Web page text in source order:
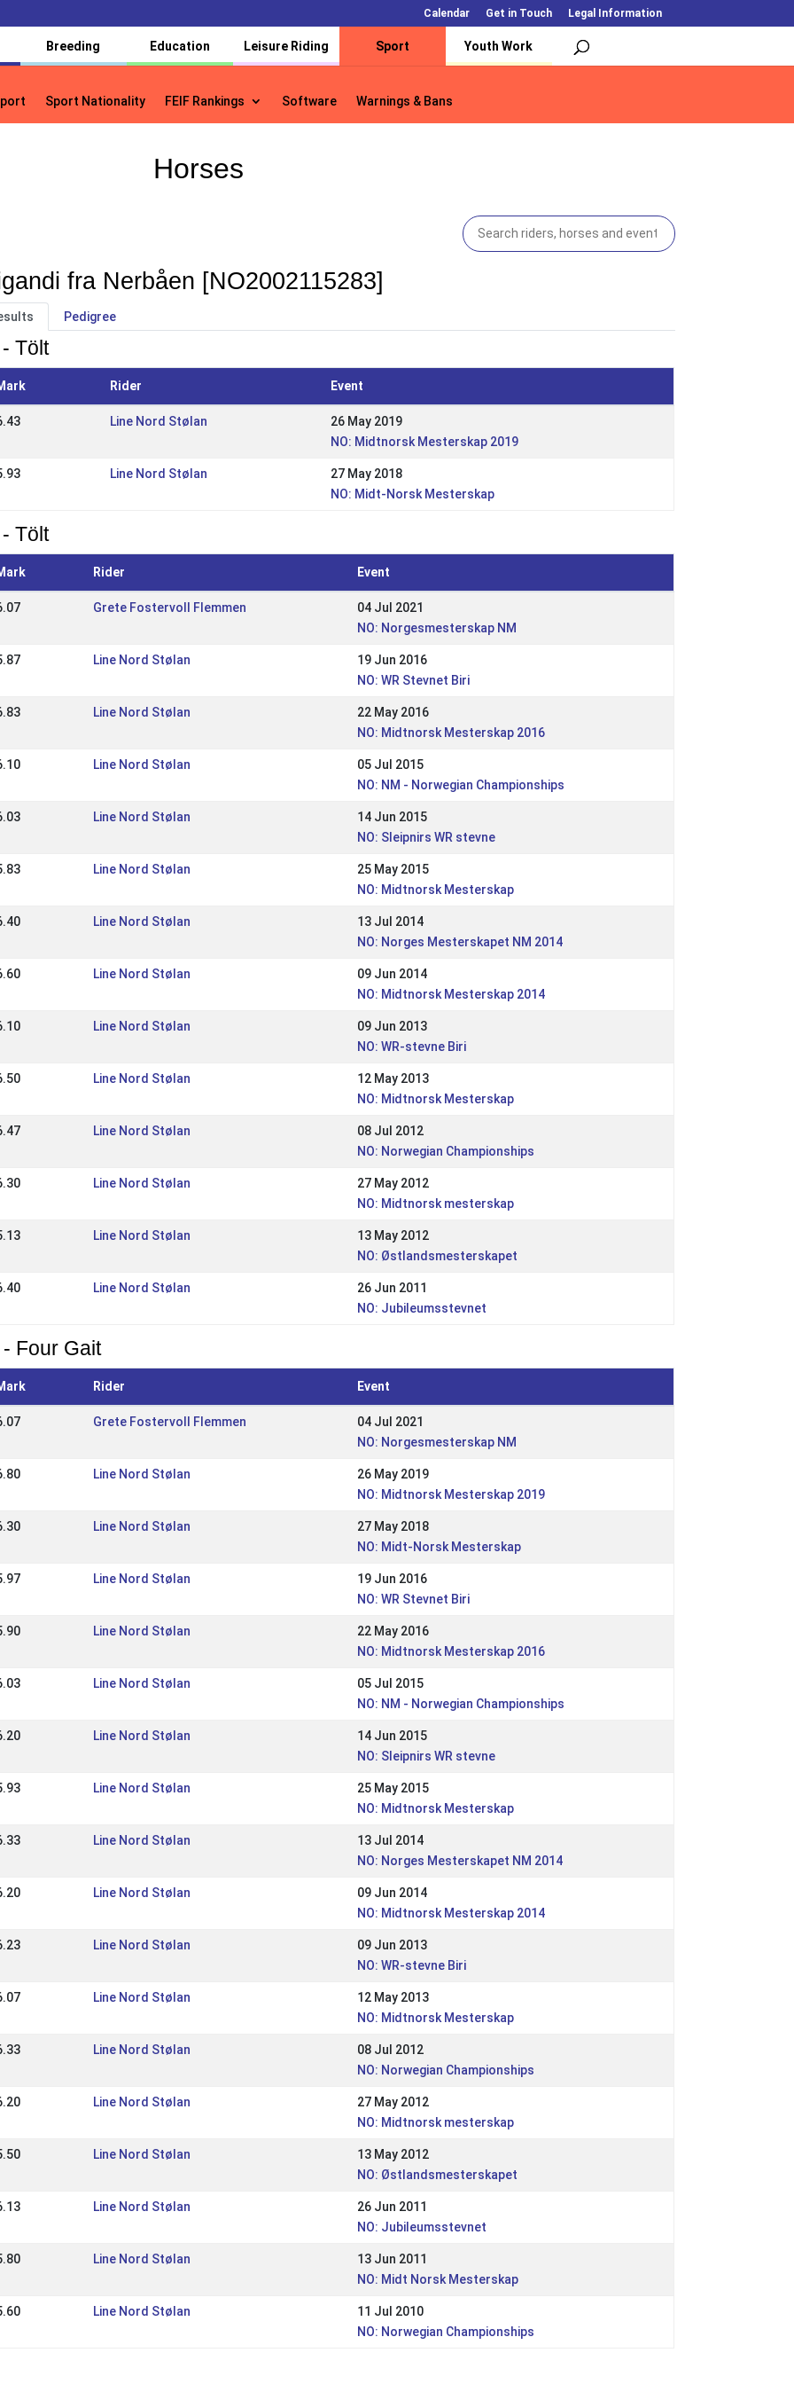
Calendar Get in Touch Legal Information
Breeding Education Leisure Riding Sport Youth Work
Sport Nationality FEIF Rankings Software Warnings & Bans
Sport Nationality FEIF Rankings Software Warnings & Bans
Horses
fra Nerbåen [NO2002115283]
Pedigree
Tölt
Rider Event
Line Nord Stølan
26 May 2019
NO: Midtnorsk Mesterskap 2019
Line Nord Stølan
27 May 2018
NO: Midt-Norsk Mesterskap
Tölt
Rider Event
Grete Fostervoll Flemmen
04 Jul 2021
NO: Norgesmesterskap NM
Line Nord Stølan
19 Jun 2016
NO: WR Stevnet Biri
Line Nord Stølan
22 May 2016
NO: Midtnorsk Mesterskap 2016
Line Nord Stølan
05 Jul 2015
NO: NM - Norwegian Championships
Line Nord Stølan
14 Jun 2015
NO: Sleipnirs WR stevne
Line Nord Stølan
25 May 2015
NO: Midtnorsk Mesterskap
Line Nord Stølan
13 Jul 2014
NO: Norges Mesterskapet NM 2014
Line Nord Stølan
09 Jun 2014
NO: Midtnorsk Mesterskap 2014
Line Nord Stølan
09 Jun 2013
NO: WR-stevne Biri
Line Nord Stølan
12 May 2013
NO: Midtnorsk Mesterskap
Line Nord Stølan
08 Jul 2012
NO: Norwegian Championships
Line Nord Stølan
27 May 2012
NO: Midtnorsk mesterskap
Line Nord Stølan
13 May 2012
NO: Østlandsmesterskapet
Line Nord Stølan
26 Jun 2011
NO: Jubileumsstevnet
Four Gait
Rider Event
Grete Fostervoll Flemmen
04 Jul 2021
NO: Norgesmesterskap NM
Line Nord Stølan
26 May 2019
NO: Midtnorsk Mesterskap 2019
Line Nord Stølan
27 May 2018
NO: Midt-Norsk Mesterskap
Line Nord Stølan
19 Jun 2016
NO: WR Stevnet Biri
Line Nord Stølan
22 May 2016
NO: Midtnorsk Mesterskap 2016
Line Nord Stølan
05 Jul 2015
NO: NM - Norwegian Championships
Line Nord Stølan
14 Jun 2015
NO: Sleipnirs WR stevne
Line Nord Stølan
25 May 2015
NO: Midtnorsk Mesterskap
Line Nord Stølan
13 Jul 2014
NO: Norges Mesterskapet NM 2014
Line Nord Stølan
09 Jun 2014
NO: Midtnorsk Mesterskap 2014
Line Nord Stølan
09 Jun 2013
NO: WR-stevne Biri
Line Nord Stølan
12 May 2013
NO: Midtnorsk Mesterskap
Line Nord Stølan
08 Jul 2012
NO: Norwegian Championships
Line Nord Stølan
27 May 2012
NO: Midtnorsk mesterskap
Line Nord Stølan
13 May 2012
NO: Østlandsmesterskapet
Line Nord Stølan
26 Jun 2011
NO: Jubileumsstevnet
Line Nord Stølan
13 Jun 2011
NO: Midt Norsk Mesterskap
Line Nord Stølan
11 Jul 2010
NO: Norwegian Championships